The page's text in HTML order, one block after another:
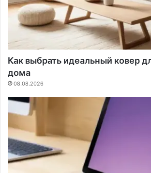
Как выбрать идеальный ковер
дома
08.08.2026